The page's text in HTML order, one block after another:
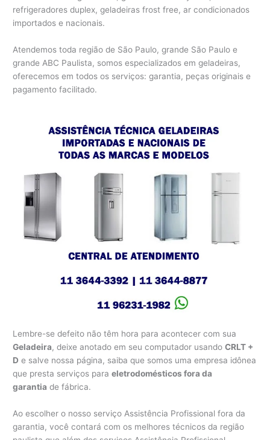
refrigeradores duplex, geladeiras frost free, ar condicionados
importados e nacionais.
Atendemos toda região de São Paulo, grande São Paulo e
grande ABC Paulista, somos especializados em geladeiras,
oferecemos em todos os serviços: garantia, peças originais e
pagamento facilitado.
Lembre-se defeito não têm hora para acontecer com sua
Geladeira, deixe anotado em seu computador usandoCRLT +
D e salve nossa página, saiba que somos uma empresa idônea
que presta serviços paraeletrodomésticos fora da
garantia de fábrica.
Ao escolher o nosso serviço Assistência Profissional fora da
garantia, você contará com os melhores técnicos da região